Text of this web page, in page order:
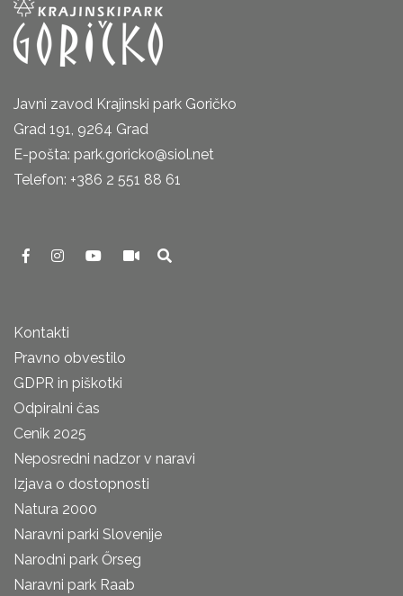
Javni zavod Krajinski park Goričko
Grad 191, 9264 Grad
E-pošta: park.goricko@siol.net
Telefon: +386 2 551 88 61
Kontakti
Pravno obvestilo
GDPR in piškotki
Odpiralni čas
Cenik 2025
Neposredni nadzor v naravi
Izjava o dostopnosti
Natura 2000
Naravni parki Slovenije
Narodni park Őrseg
Naravni park Raab